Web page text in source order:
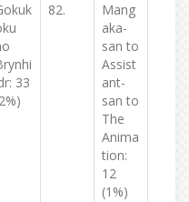
33
82.
Mang
aka-
san to
Assist
ant-
san to
The
Anima
tion:
12
(1%)